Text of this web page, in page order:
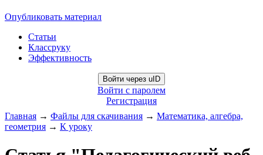
Опубликовать материал
Статьи
Классруку
Эффективность
Войти через uID
Войти с паролем
Регистрация
Главная → Файлы для скачивания → Математика, алгебра,
геометрия → К уроку